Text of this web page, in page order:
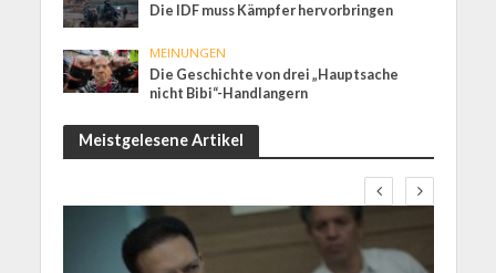
Die IDF muss Kämpfer hervorbringen
MEINUNGEN
Die Geschichte von drei „Hauptsache
nicht Bibi“-Handlangern
Meistgelesene Artikel